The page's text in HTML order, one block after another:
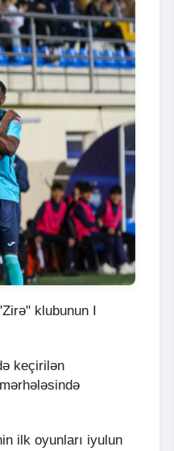
klubunun I
keçirilən
ilk oyunları iyulun